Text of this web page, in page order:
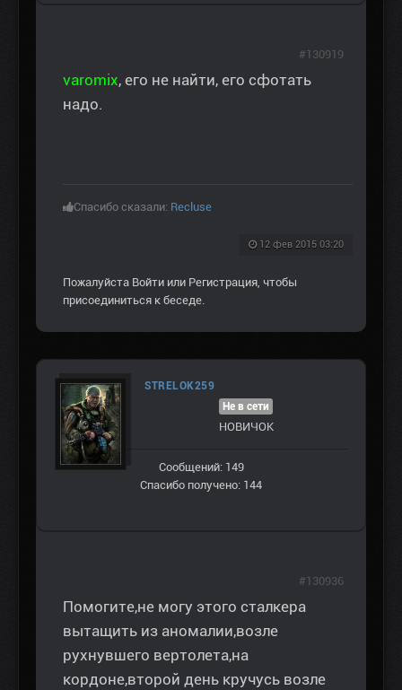
varomix, его не найти, его сфотать
надо.
Спасибо сказали: Recluse
12 фев 2015 03:20
#130919
Пожалуйста Войти или Регистрация, чтобы
присоединиться к беседе.
STRELOK259
Не в сети
НОВИЧОК
Сообщений: 149
Спасибо получено: 144
Помогите,не могу этого сталкера
вытащить из аномалии,возле
рухнувшего вертолета,на
кордоне,второй день кручусь возле
#130936